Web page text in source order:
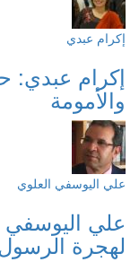
إكرام عبدي
إكرام عبدي:
والأمومة
علي اليوسفي العلوي
علي اليوسفي
لهجرة